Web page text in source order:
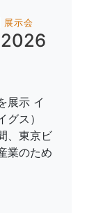
展示会
展示 イ
ス）
、東京ビ
業のため